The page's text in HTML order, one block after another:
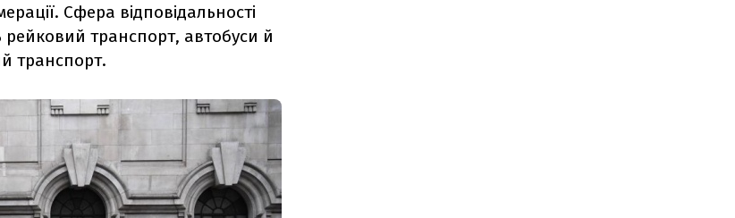
Сфера відповідальності
транспорт, автобуси й
транспорт.